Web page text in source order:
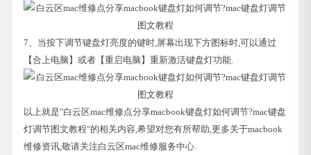
7、当按下调节键盘灯亮度的键时,屏幕出现下方图标时,可以通过
【合上电脑】或者【重启电脑】重新激活键盘灯功能.
以上就是"白云区mac维修点分享macbook键盘灯如何调节?mac键盘
灯调节图文教程"的相关内容,希望对您有所帮助,更多关于macbook
维修资讯,敬请关注白云区mac维修服务中心.